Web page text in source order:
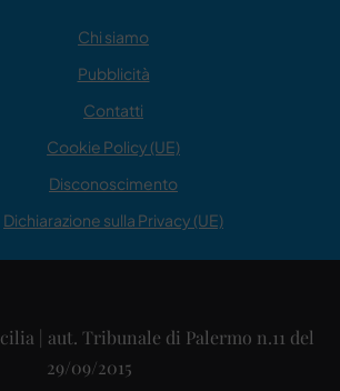
Chi siamo
Pubblicità
Contatti
Cookie Policy (UE)
Disconoscimento
Dichiarazione sulla Privacy (UE)
| aut. Tribunale di Palermo n.11 del
29/09/2015